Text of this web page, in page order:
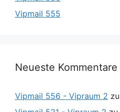
Vipmail 555
Neueste Kommentare
Vipmail 556 - Vipraum 2 zu